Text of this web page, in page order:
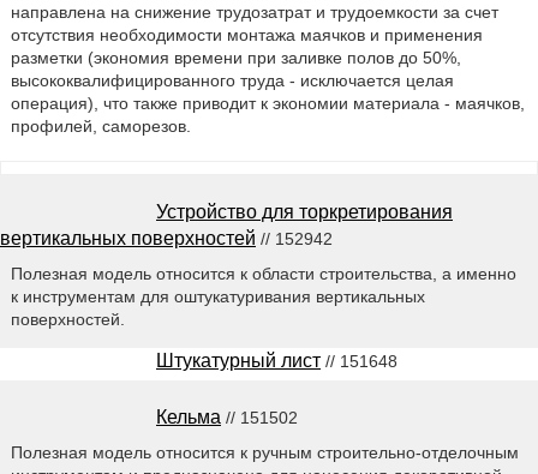
направлена на снижение трудозатрат и трудоемкости за счет
отсутствия необходимости монтажа маячков и применения
разметки (экономия времени при заливке полов до 50%,
высококвалифицированного труда - исключается целая
операция), что также приводит к экономии материала - маячков,
профилей, саморезов.
Устройство для торкретирования
вертикальных поверхностей // 152942
Полезная модель относится к области строительства, а именно
к инструментам для оштукатуривания вертикальных
поверхностей.
Штукатурный лист // 151648
Кельма // 151502
Полезная модель относится к ручным строительно-отделочным